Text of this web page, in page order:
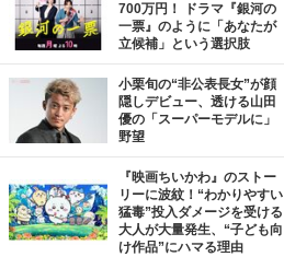
700万円！ ドラマ『銀河の
一票』のように「あなたが
立候補」という選択肢
小栗旬の“非公表長女”が顔
隠しデビュー、透ける山田
優の「スーパーモデルに」
野望
『映画ちいかわ』のストー
リーに波紋！“わかりやすい
猛毒”投入ダメージを受ける
大人が大量発生、“子ども向
け作品”にハマる理由